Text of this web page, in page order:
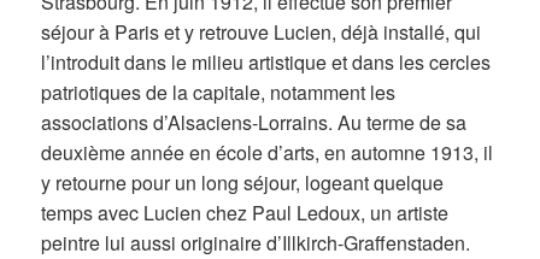
séjour à Paris et y retrouve Lucien, déjà installé, qui
l’introduit dans le milieu artistique et dans les cercles
patriotiques de la capitale, notamment les
associations d’Alsaciens-Lorrains. Au terme de sa
deuxième année en école d’arts, en automne 1913, il
y retourne pour un long séjour, logeant quelque
temps avec Lucien chez Paul Ledoux, un artiste
peintre lui aussi originaire d’Illkirch-Graffenstaden.